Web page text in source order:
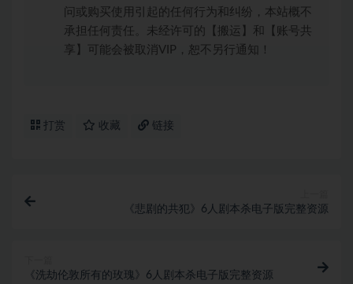
问或购买使用引起的任何行为和纠纷，本站概不
承担任何责任。未经许可的【搬运】和【账号共
享】可能会被取消VIP，恕不另行通知！
打赏 收藏 链接
《悲剧的共犯》6人剧本杀电子版完整资源
《洗劫伦敦所有的玫瑰》6人剧本杀电子版完整资源